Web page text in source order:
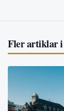
Fler artiklar i